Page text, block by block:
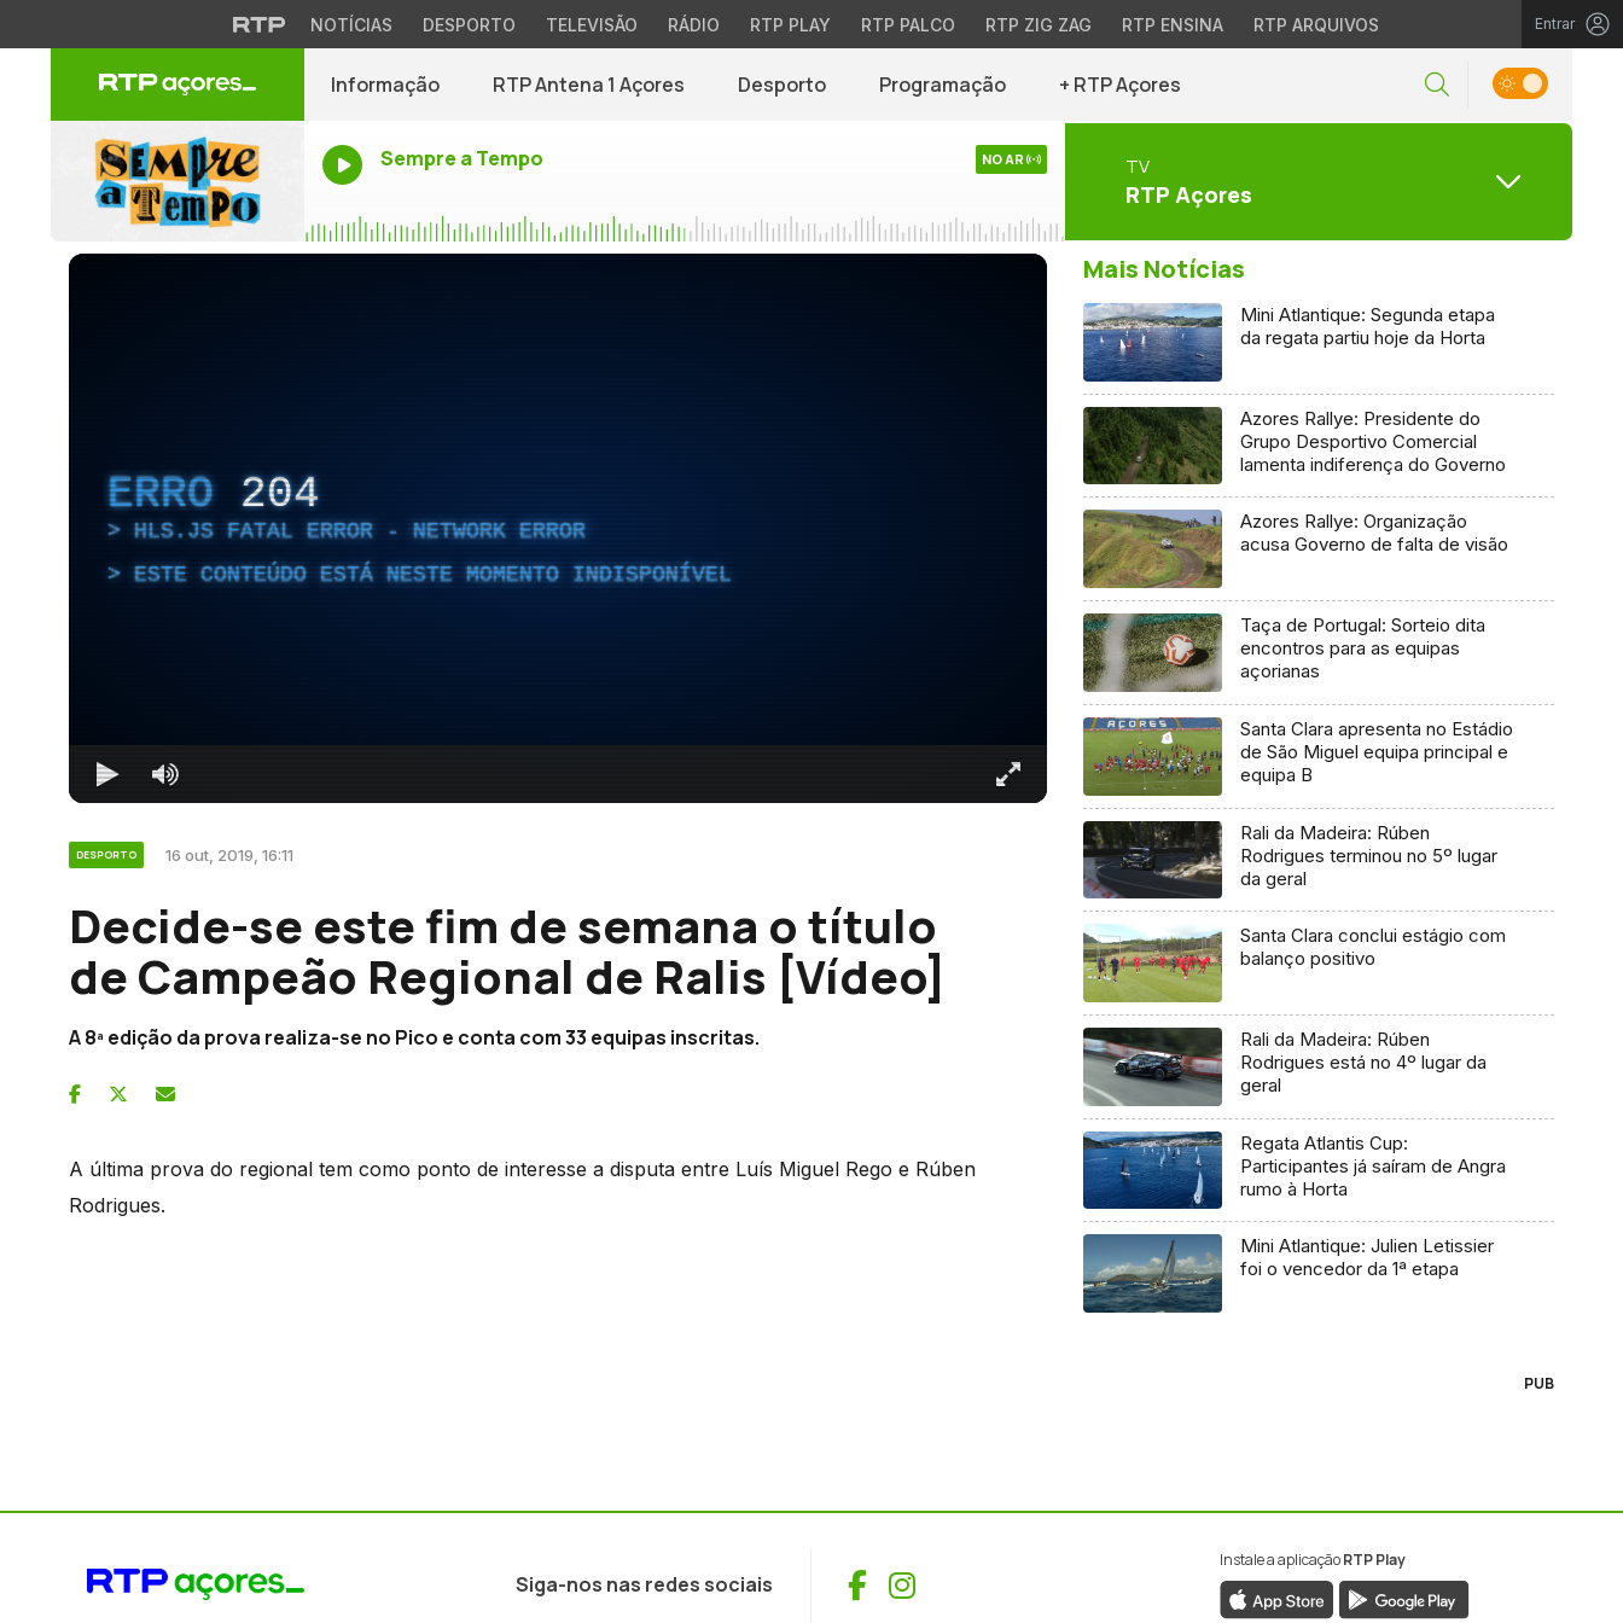
NOTÍCIAS DESPORTO TELEVISÃO RÁDIO RTP PLAY RTP PALCO RTP ZIG ZAG RTP ENSINA RTP ARQUIVOS Entrar
Informação RTP Antena 1 Açores Desporto Programação + RTP Açores
Sempre a Tempo NO AR TV
RTP Açores
ERRO 204
HLS.JS FATAL ERROR - NETWORK ERROR
ESTE CONTEÚDO ESTÁ NESTE MOMENTO INDISPONÍVEL
DESPORTO 16 out, 2019, 16:11
Decide-se este fim de semana o título
de Campeão Regional de Ralis [Vídeo]
A 8ª edição da prova realiza-se no Pico e conta com 33 equipas inscritas.
A última prova do regional tem como ponto de interesse a disputa entre Luís Miguel Rego e Rúben
Rodrigues.
Mais Notícias
Mini Atlantique: Segunda etapa
da regata partiu hoje da Horta
Azores Rallye: Presidente do
Grupo Desportivo Comercial
lamenta indiferença do Governo
Azores Rallye: Organização
acusa Governo de falta de visão
Taça de Portugal: Sorteio dita
encontros para as equipas
açorianas
Santa Clara apresenta no Estádio
de São Miguel equipa principal e
equipa B
Rali da Madeira: Rúben
Rodrigues terminou no 5º lugar
da geral
Santa Clara conclui estágio com
balanço positivo
Rali da Madeira: Rúben
Rodrigues está no 4º lugar da
geral
Regata Atlantis Cup:
Participantes já saíram de Angra
rumo à Horta
Mini Atlantique: Julien Letissier
foi o vencedor da 1ª etapa
PUB
Siga-nos nas redes sociais Facebook
Instagram
Instale a aplicaçãoRTP Play